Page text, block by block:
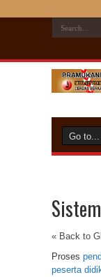
« Back to
Proses
peserta